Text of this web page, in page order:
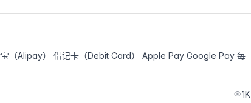
（Alipay） 借记卡（Debit Card） Apple Pay Google Pay 每
1K